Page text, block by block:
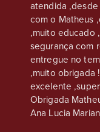
atendida
com o Matheus
,muito educado
segurança com
entregue no
,muito obrigada
excelente
Obrigada
Ana Lucia